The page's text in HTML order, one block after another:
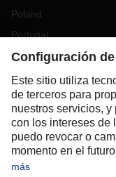
Poland
Portugal
Romania
Slovakia
Spain
Sweden
Switzerland(DE FR)
Turkey